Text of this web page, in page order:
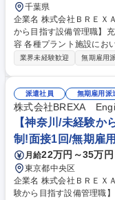
千葉県
企業名 株式会社ＢＲＥＸＡ Ｅｎｇ
から目指す設備管理職】充実
容 各種プラント施設にお
巡回、点検業務、メンテ
事！】1：高難易度国家資
士、冷凍機械責任者、危
ラントの安定稼働は今後
です！ 3：社会の役に立
す！） ★屋内業務が9割になります！ 募集職種 【
設備管理職】充実の研修
業界未経験歓迎 無期雇用
派遣社員 無期雇用派
株式会社BREXA
【神奈川/未経験か
制!面接1回/無期雇
月給22万円～35万円
東京都中央区
企業名 株式会社ＢＲＥＸＡ Ｅｎｇ
験から目指す設備管理職】